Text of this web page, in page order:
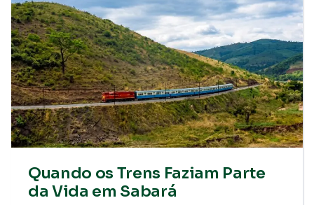
Quando os Trens Faziam Parte
da Vida em Sabará